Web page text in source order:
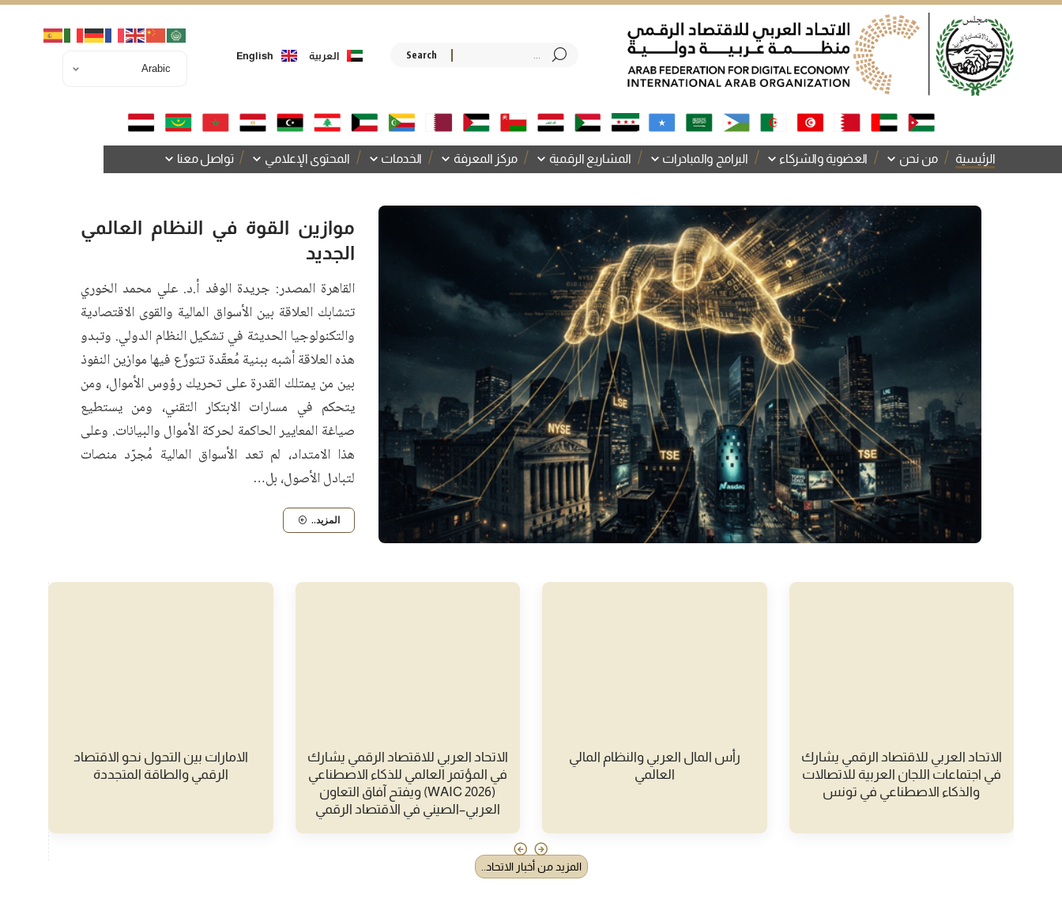
العربية English
الرئيسية من نحن العضوية والشركاء البرامج والمبادرات المشاريع الرقمية مركز المعرفة الخدمات المحتوى الإعلامي تواصل معنا
موازين القوة في النظام العالمي
الجديد
القاهرة المصدر: جريدة الوفد أ.د. علي محمد الخوري
تتشابك العلاقة بين الأسواق المالية والقوى الاقتصادية
والتكنولوجيا الحديثة في تشكيل النظام الدولي. وتبدو
هذه العلاقة أشبه ببنية مُعقّدة تتوزّع فيها موازين النفوذ
بين من يمتلك القدرة على تحريك رؤوس الأموال، ومن
يتحكم في مسارات الابتكار التقني، ومن يستطيع
صياغة المعايير الحاكمة لحركة الأموال والبيانات. وعلى
هذا الامتداد، لم تعد الأسواق المالية مُجرّد منصات
لتبادل الأصول، بل…
المزيد..
الاتحاد العربي للاقتصاد الرقمي يشارك
في اجتماعات اللجان العربية للاتصالات
والذكاء الاصطناعي في تونس
رأس المال العربي والنظام المالي
العالمي
الاتحاد العربي للاقتصاد الرقمي يشارك
في المؤتمر العالمي للذكاء الاصطناعي
(WAIC 2026) ويفتح آفاق التعاون
العربي–الصيني في الاقتصاد الرقمي
الامارات بين التحول نحو الاقتصاد
الرقمي والطاقة المتجددة
المزيد من أخبار الاتحاد..